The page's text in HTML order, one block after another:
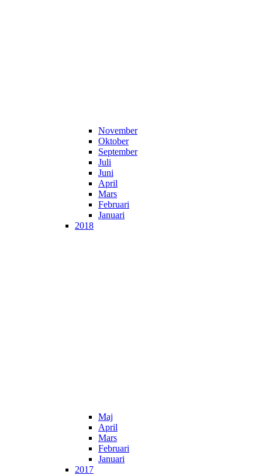
November
Oktober
September
Juli
Juni
April
Mars
Februari
Januari
2018
Maj
April
Mars
Februari
Januari
2017